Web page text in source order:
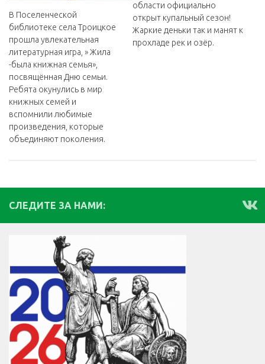
В Поселенческой
библиотеке села Троицкое
прошла увлекательная
литературная игра, » Жила
-была книжная семья»,
посвящённая Дню семьи.
Ребята окунулись в мир
книжных семей и
вспомнили любимые
произведения, которые
объединяют поколения.
области официально
открыт купальный сезон!
Жаркие деньки так и манят к
прохладе рек и озёр.
СЛЕДИТЕ ЗА НАМИ: